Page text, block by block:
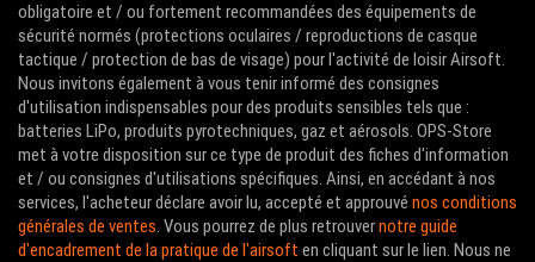
obligatoire et / ou fortement recommandées des équipements de
sécurité normés (protections oculaires / reproductions de casque
tactique / protection de bas de visage) pour l'activité de loisir Airsoft.
Nous invitons également à vous tenir informé des consignes
d'utilisation indispensables pour des produits sensibles tels que :
batteries LiPo, produits pyrotechniques, gaz et aérosols. OPS-Store
met à votre disposition sur ce type de produit des fiches d'information
et / ou consignes d'utilisations spécifiques. Ainsi, en accédant à nos
services, l'acheteur déclare avoir lu, accepté et approuvé nos conditions
générales de ventes. Vous pourrez de plus retrouvernotre guide
d'encadrement de la pratique de l'airsoft en cliquant sur le lien. Nous ne